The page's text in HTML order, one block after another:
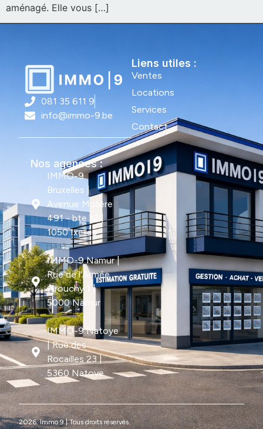
aménagé. Elle vous […]
081 35 611 9
info@immo-9.be
Nos agences :
IMMO-9
Bruxelles |
Avenue Molière
491 - bte 12 |
1050 Ixelles
IMMO-9 Namur |
Rue de l'Armée
Grouchy 1 |
5000 Namur
IMMO-9 Natoye
| Rue des
Rocailles 23 |
5360 Natoye
Liens utiles :
Ventes
Locations
Services
Contact
2026. Immo 9 | Tous droits réservés.